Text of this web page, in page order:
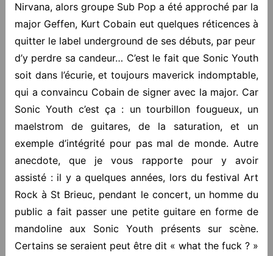
Nirvana, alors groupe Sub Pop a été approché par la
major Geffen, Kurt Cobain eut quelques réticences à
quitter le label underground de ses débuts, par peur
d’y perdre sa candeur… C’est le fait que Sonic Youth
soit dans l’écurie, et toujours maverick indomptable,
qui a convaincu Cobain de signer avec la major. Car
Sonic Youth c’est ça : un tourbillon fougueux, un
maelstrom de guitares, de la saturation, et un
exemple d’intégrité pour pas mal de monde. Autre
anecdote, que je vous rapporte pour y avoir
assisté : il y a quelques années, lors du festival Art
Rock à St Brieuc, pendant le concert, un homme du
public a fait passer une petite guitare en forme de
mandoline aux Sonic Youth présents sur scène.
Certains se seraient peut être dit « what the fuck ? »